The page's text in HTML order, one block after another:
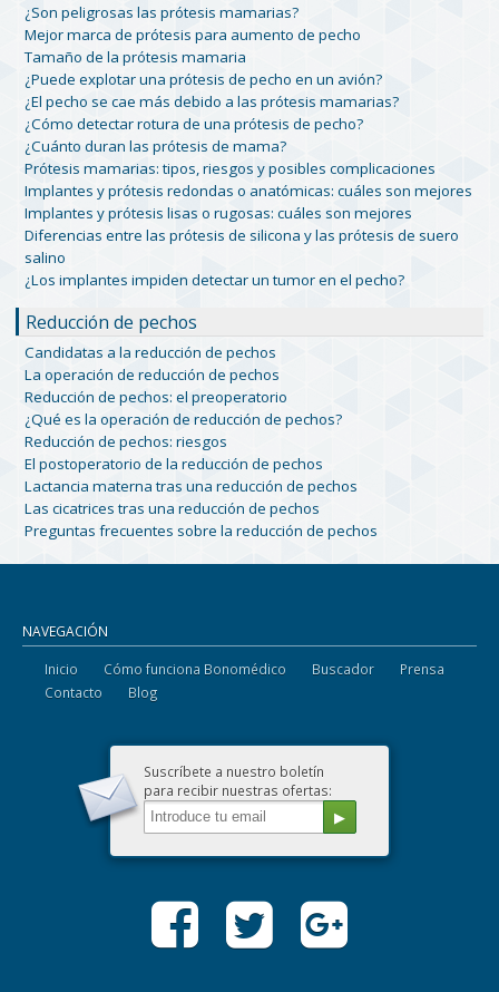
¿Son peligrosas las prótesis mamarias?
Mejor marca de prótesis para aumento de pecho
Tamaño de la prótesis mamaria
¿Puede explotar una prótesis de pecho en un avión?
¿El pecho se cae más debido a las prótesis mamarias?
¿Cómo detectar rotura de una prótesis de pecho?
¿Cuánto duran las prótesis de mama?
Prótesis mamarias: tipos, riesgos y posibles complicaciones
Implantes y prótesis redondas o anatómicas: cuáles son mejores
Implantes y prótesis lisas o rugosas: cuáles son mejores
Diferencias entre las prótesis de silicona y las prótesis de suero
salino
¿Los implantes impiden detectar un tumor en el pecho?
Reducción de pechos
Candidatas a la reducción de pechos
La operación de reducción de pechos
Reducción de pechos: el preoperatorio
¿Qué es la operación de reducción de pechos?
Reducción de pechos: riesgos
El postoperatorio de la reducción de pechos
Lactancia materna tras una reducción de pechos
Las cicatrices tras una reducción de pechos
Preguntas frecuentes sobre la reducción de pechos
NAVEGACIÓN
Inicio Cómo funciona Bonomédico Buscador
Prensa
Contacto
Blog
Suscríbete a nuestro boletín
para recibir nuestras ofertas: